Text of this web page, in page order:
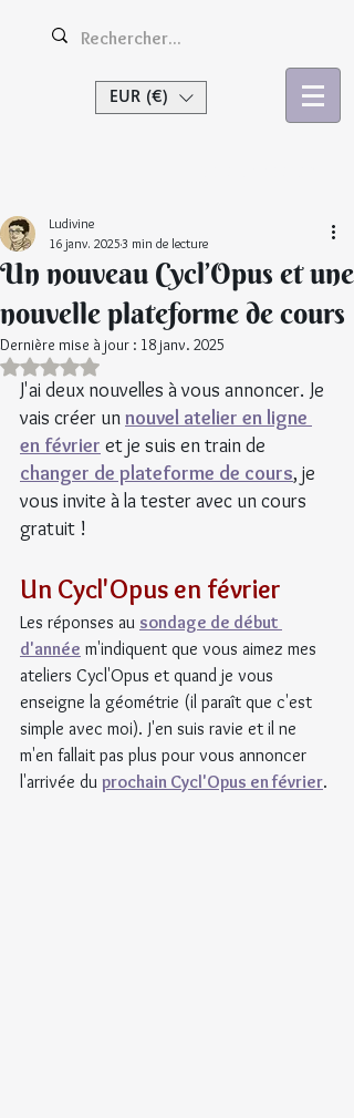
EUR (€)
Un nouveau Cycl’Opus et une
nouvelle plateforme de cours
Ludivine
16 janv. 20253 min de lecture
Dernière mise à jour : 18 janv. 2025
Noté NaN étoiles sur 5.
J'ai deux nouvelles à vous annoncer. Je
vais créer un nouvel atelier en ligne
en février et je suis en train de
changer de plateforme de cours, je
vous invite à la tester avec un cours
gratuit !
Un Cycl'Opus en février
Les réponses au sondage de début
d'année m'indiquent que vous aimez mes
ateliers Cycl'Opus et quand je vous
enseigne la géométrie (il paraît que c'est
simple avec moi). J'en suis ravie et il ne
m'en fallait pas plus pour vous annoncer
l'arrivée du prochain Cycl'Opus en février.